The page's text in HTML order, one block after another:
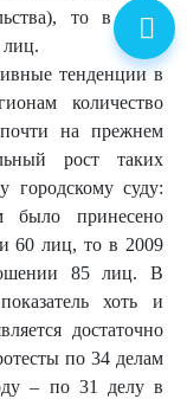
то в 2009
лиц.
тенденции в
количество
почти на прежнем
рост таких
городскому суду:
принесено
60 лиц, то в 2009
85 лиц. В
хоть и
достаточно
по 34 делам
– по 31 делу в